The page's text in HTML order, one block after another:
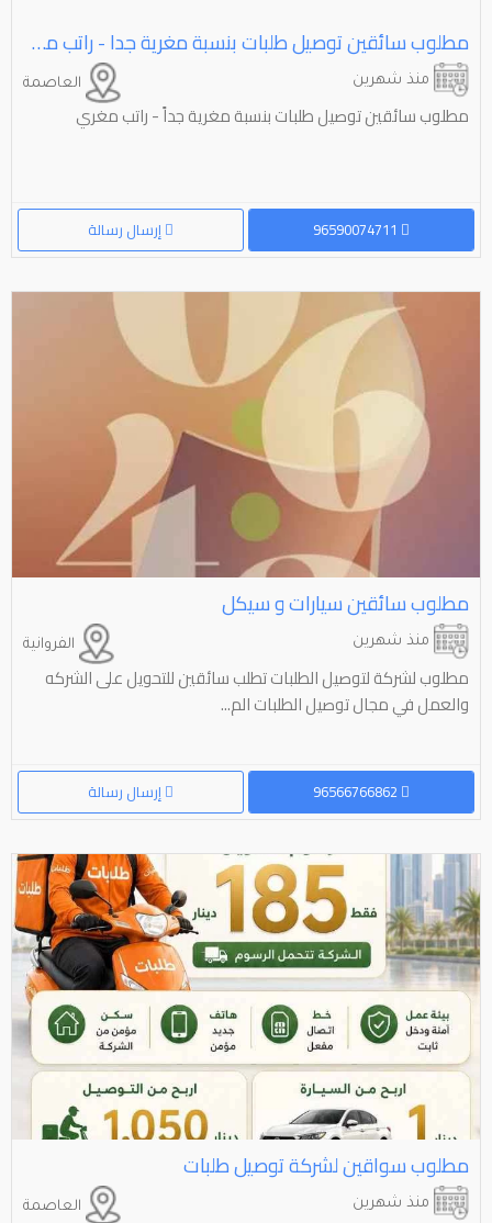
مطلوب سائقين توصيل طلبات بنسبة مغرية جدا - راتب مغري
العاصمة منذ شهرين
مطلوب سائقين توصيل طلبات بنسبة مغرية جداً - راتب مغري
إرسال رسالة
مطلوب سائقين سيارات و سيكل
الفروانية منذ شهرين
مطلوب لشركة لتوصيل الطلبات تطلب سائقين للتحويل على الشركه
والعمل في مجال توصيل الطلبات الم...
إرسال رسالة
مطلوب سواقين لشركة توصيل طلبات
العاصمة منذ شهرين